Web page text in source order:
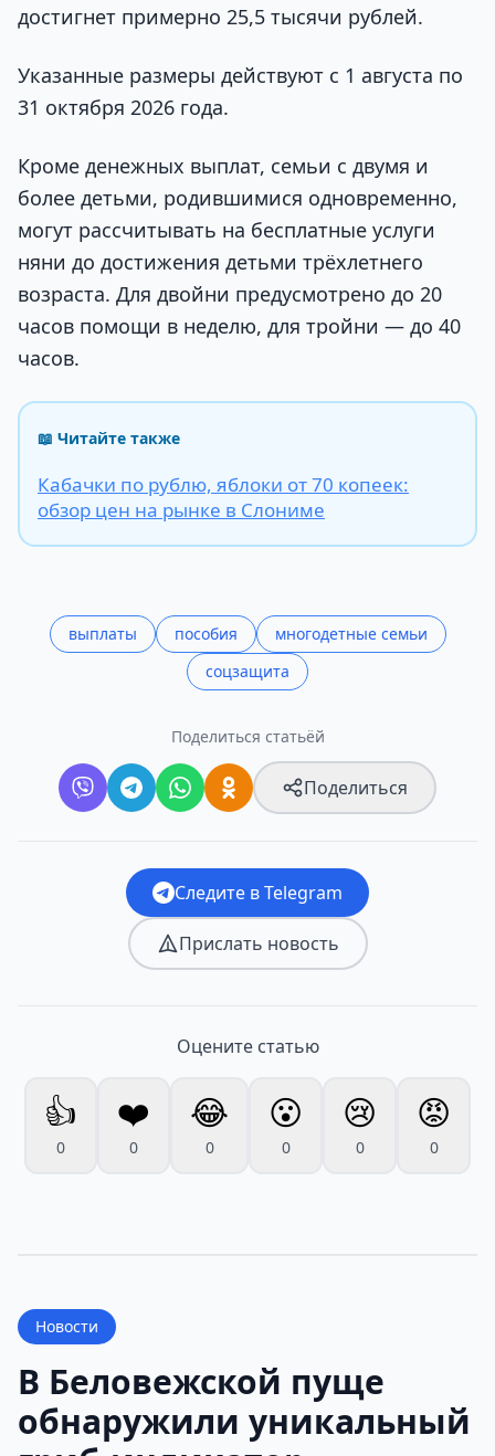
достигнет примерно 25,5 тысячи рублей.
Указанные размеры действуют с 1 августа по
31 октября 2026 года.
Кроме денежных выплат, семьи с двумя и
более детьми, родившимися одновременно,
могут рассчитывать на бесплатные услуги
няни до достижения детьми трёхлетнего
возраста. Для двойни предусмотрено до 20
часов помощи в неделю, для тройни — до 40
часов.
📖 Читайте также
Кабачки по рублю, яблоки от 70 копеек:
обзор цен на рынке в Слониме
выплаты пособия
многодетные семьи
соцзащита
Поделиться статьёй
Поделиться
Следите в Telegram
Прислать новость
Оцените статью
👍
0
❤️
0
😂
0
😮
0
😢
0
😡
0
Новости
В Беловежской пуще
обнаружили уникальный